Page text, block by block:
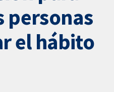
personas
el hábito